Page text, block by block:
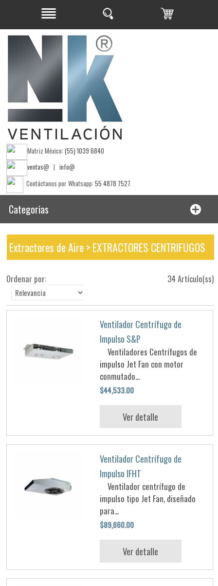
Matriz México:(55) 1039 6840
ventas@ |info@
Contáctanos por Whatsapp:55 4878 7527
Categorias
Extractores de Aire > EXTRACTORES CENTRIFUGOS
Ordenar por: 34 Artículo(ss)
Ventilador Centrífugo de
Impulso S&P
Ventiladores Centrífugos de
impulso Jet Fan con motor
conmutado...
$44,533.00
Ver detalle
Ventilador Centrífugo de
Impulso IFHT
Ventilador centrífugo de
impulso tipo Jet Fan, diseñado
para...
$89,660.00
Ver detalle